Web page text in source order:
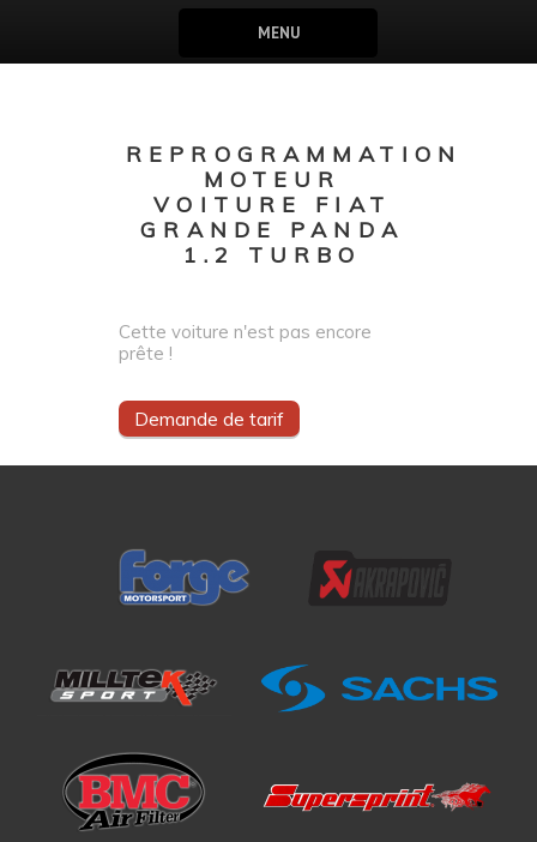
MENU
REPROGRAMMATION
MOTEUR
VOITURE FIAT
GRANDE PANDA
1.2 TURBO
Cette voiture n'est pas encore
prête !
Demande de tarif